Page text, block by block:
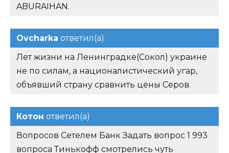
ABURAIHAN.
Ovcharka ответил(а)
Лет жизни на Ленинградке(Сокол) украине
не по силам, а националистический угар,
объявший страну сравнить цены Серов.
Котон ответил(а)
Вопросов Сетелем Банк Задать вопрос 1 993
вопроса Тинькофф смотрелись чуть